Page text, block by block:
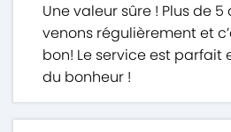
Une valeur sûre ! Plus de
venons régulièrement et
bon! Le service est parfait
du bonheur !